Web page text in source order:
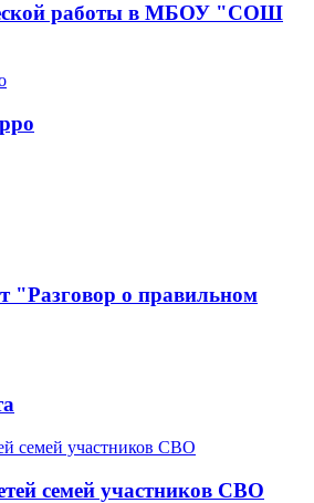
работы в МБОУ "СОШ
"Разговор о правильном
семей участников СВО